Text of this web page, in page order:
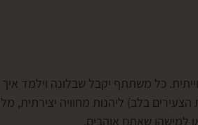
כל משתתף יקבל שבלונה וילמד
בלב) ליהנות מחוויה יצירתית,
למישהו שאתם אוהבים.